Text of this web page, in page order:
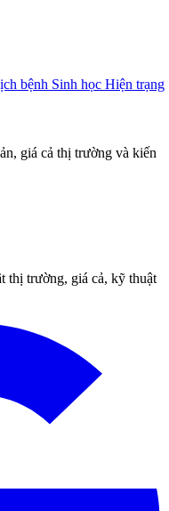
bệnh Sinh học Hiện trạng
giá cả thị trường và kiến
thị trường, giá cả, kỹ thuật